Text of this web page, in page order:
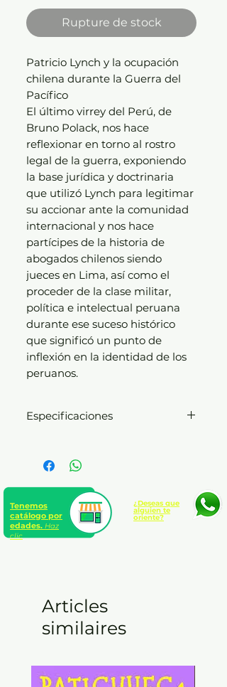
Rupture de stock
Patricio Lynch y la ocupación
chilena durante la Guerra del
Pacífico
El último virrey del Perú, de
Bruno Polack, nos hace
reflexionar en torno al rostro
legal de la guerra, exponiendo
la base jurídica y doctrinaria
que utilizó Lynch para legitimar
su accionar ante la comunidad
internacional y nos hace
partícipes de la historia de
abogados chilenos siendo
jueces en Lima, así como el
proceder de la clase militar,
política e intelectual peruana
durante ese suceso histórico
que significó un punto de
inflexión en la identidad de los
peruanos.
Especificaciones
Presentación: Rústica con
solapas | páginas: 208
Tenemos
catálogo por
edades. Haz
clic
¿Deseas que
alguien te
oriente?
Articles
similaires